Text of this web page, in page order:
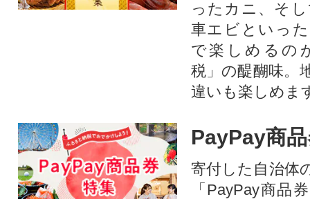
ったカニ、そ
車エビといっ
で楽しめるの
税」の醍醐味。
違いも楽しめま
PayPay商
寄付した自治体
「PayPay商品